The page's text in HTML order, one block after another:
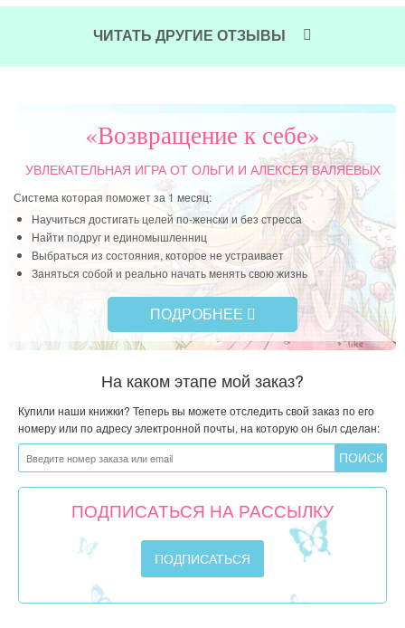
ЧИТАТЬ ДРУГИЕ ОТЗЫВЫ
«Возвращение к себе»
УВЛЕКАТЕЛЬНАЯ ИГРАОТ ОЛЬГИ И АЛЕКСЕЯ ВАЛЯЕВЫХ
Система которая поможет за 1 месяц:
Научиться достигать целей по-женски и без стресса
Найти подруг и единомышленниц
Выбраться из состояния, которое не устраивает
Заняться собой и реально начать менять свою жизнь
ПОДРОБНЕЕ
На каком этапе мой заказ?
Купили наши книжки? Теперь вы можете отследить свой заказ по его
номеру или по адресу электронной почты, на которую он был сделан:
ПОДПИСАТЬСЯ НА РАССЫЛКУ